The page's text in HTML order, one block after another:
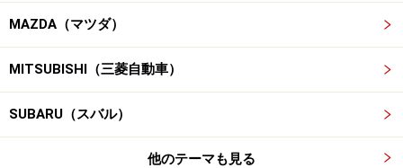
MAZDA（マツダ）
MITSUBISHI（三菱自動車）
SUBARU（スバル）
他のテーマも見る